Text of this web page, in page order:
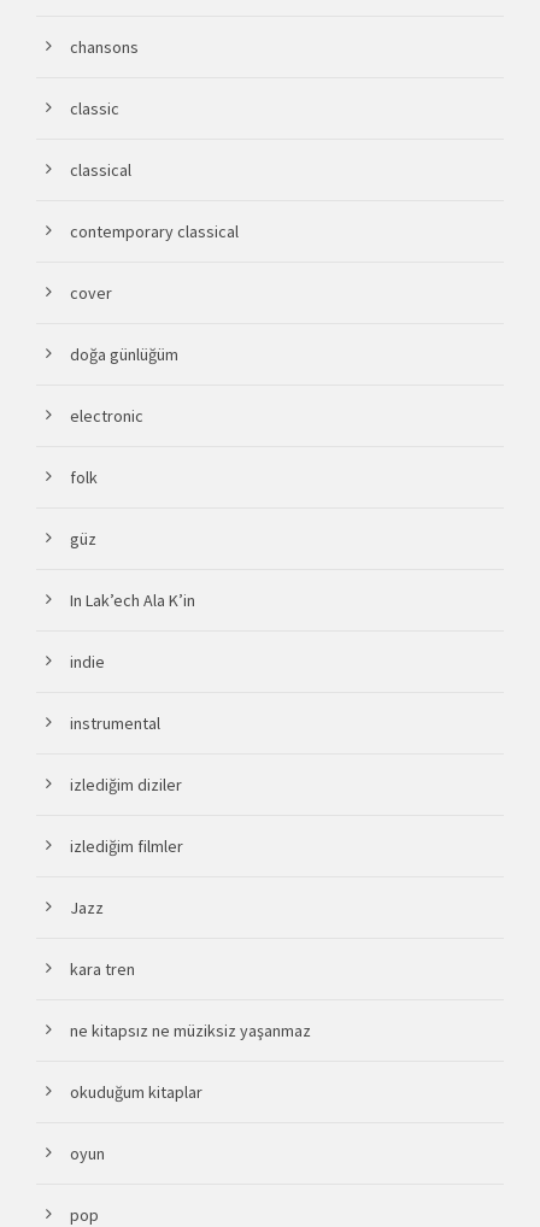
chansons
classic
classical
contemporary classical
cover
doğa günlüğüm
electronic
folk
güz
In Lak’ech Ala K’in
indie
instrumental
izlediğim diziler
izlediğim filmler
Jazz
kara tren
ne kitapsız ne müziksiz yaşanmaz
okuduğum kitaplar
oyun
pop